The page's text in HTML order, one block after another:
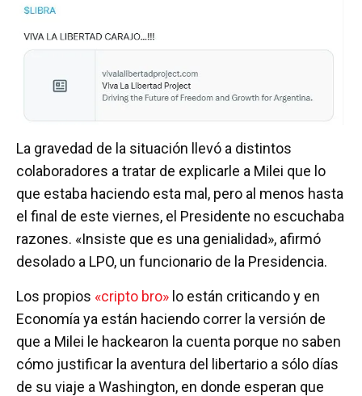
La gravedad de la situación llevó a distintos
colaboradores a tratar de explicarle a Milei que lo
que estaba haciendo esta mal, pero al menos hasta
el final de este viernes, el Presidente no escuchaba
razones. «Insiste que es una genialidad», afirmó
desolado a LPO, un funcionario de la Presidencia.
Los propios «cripto bro» lo están criticando y en
Economía ya están haciendo correr la versión de
que a Milei le hackearon la cuenta porque no saben
cómo justificar la aventura del libertario a sólo días
de su viaje a Washington, en donde esperan que